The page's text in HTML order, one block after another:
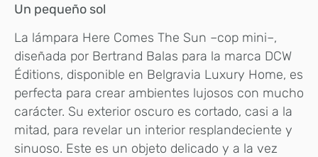
Un pequeño sol
La lámpara Here Comes The Sun –cop mini–,
diseñada por Bertrand Balas para la marca DCW
Éditions, disponible en Belgravia Luxury Home, es
perfecta para crear ambientes lujosos con mucho
carácter. Su exterior oscuro es cortado, casi a la
mitad, para revelar un interior resplandeciente y
sinuoso. Este es un objeto delicado y a la vez